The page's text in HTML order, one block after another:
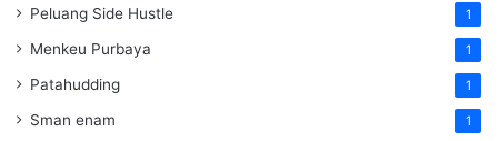
Peluang Side Hustle 1
Menkeu Purbaya 1
Patahudding 1
Sman enam 1